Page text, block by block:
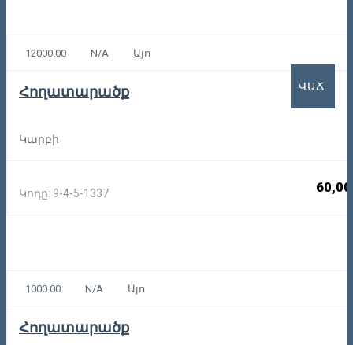
12000.00 N/A Այո
Հողատարածք
Կարբի
Կոդը: 9-4-5-1337
ՎԱՃ.
1000.00 N/A Այո
Հողատարածք